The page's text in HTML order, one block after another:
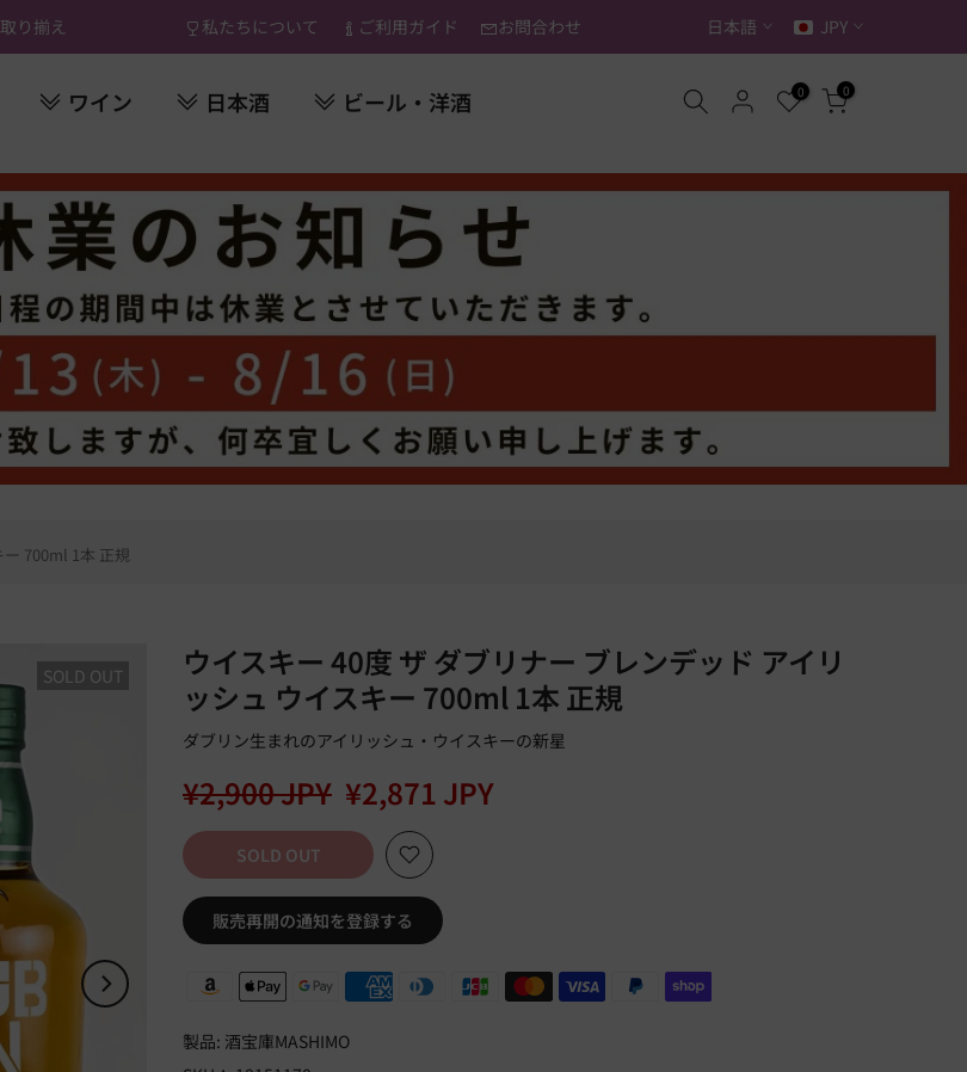
り揃え 私たちについて ご利用ガイド お問合わせ 日本語 JPY
ワイン 日本酒 ビール・洋酒 0 0
700ml 1本 正規
SOLD OUT
ウイスキー 40度 ザ ダブリナー ブレンデッド アイリ
ッシュ ウイスキー 700ml 1本 正規
ダブリン生まれのアイリッシュ・ウイスキーの新星
¥2,900 JPY ¥2,871 JPY
SOLD OUT
販売再開の通知を登録する
製品: 酒宝庫MASHIMO